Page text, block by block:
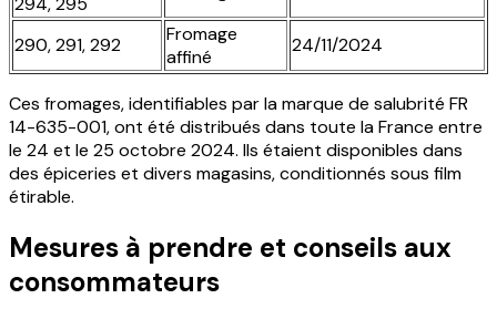
290, 291, 292
Fromage
affiné
24/11/2024
Ces fromages, identifiables par la marque de salubrité FR
14-635-001, ont été distribués dans toute la France entre
le 24 et le 25 octobre 2024. Ils étaient disponibles dans
des épiceries et divers magasins, conditionnés sous film
étirable.
Mesures à prendre et conseils aux
consommateurs